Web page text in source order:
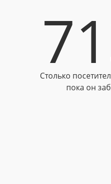
Столько
пока он